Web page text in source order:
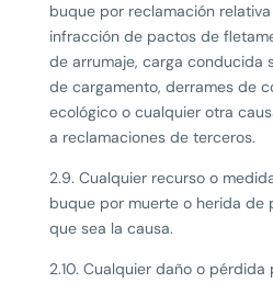
buque por reclamación
infracción de pactos de
de arrumaje, carga conducida
de cargamento, derrames de
ecológico o cualquier otra
a reclamaciones de terceros.
2.9. Cualquier recurso o
buque por muerte o herida de
que sea la causa.
2.10. Cualquier daño o